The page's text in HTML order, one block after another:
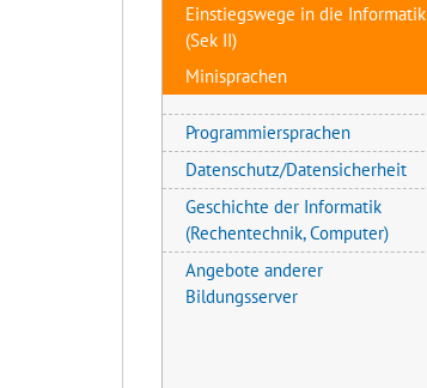
Einstiegswege in die Informatik
(Sek II)
Minisprachen
Programmiersprachen
Datenschutz/Datensicherheit
Geschichte der Informatik
(Rechentechnik, Computer)
Angebote anderer
Bildungsserver